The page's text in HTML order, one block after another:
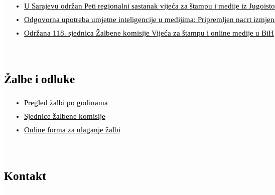
U Sarajevu održan Peti regionalni sastanak vijeća za štampu i medije iz
Odgovorna upotreba umjetne inteligencije u medijima: Pripremljen nacrt
Održana 118. sjednica Žalbene komisije Vijeća za štampu i online medije u BiH
Žalbe i odluke
Pregled žalbi po godinama
Sjednice žalbene komisije
Online forma za ulaganje žalbi
Kontakt